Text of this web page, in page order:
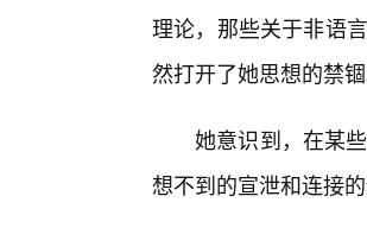
理论，那些关于非语
然打开了她思想的禁锢
她意识到，在某
想不到的宣泄和连接的